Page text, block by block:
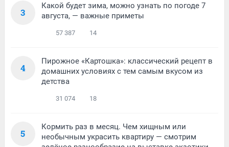
3
Какой будет зима, можно узнать по погоде 7
августа, — важные приметы
57 387 14
4
Пирожное «Картошка»: классический рецепт в
домашних условиях с тем самым вкусом из
детства
31 074 18
5
Кормить раз в месяц. Чем хищным или
необычным украсить квартиру — смотрим